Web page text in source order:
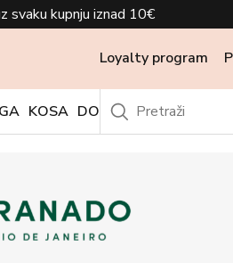
svaku kupnju iznad 10€
Loyalty program
KOSA DODACI OUTLET